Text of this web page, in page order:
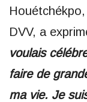
DVV, a
voulais
faire de
ma vie. Je